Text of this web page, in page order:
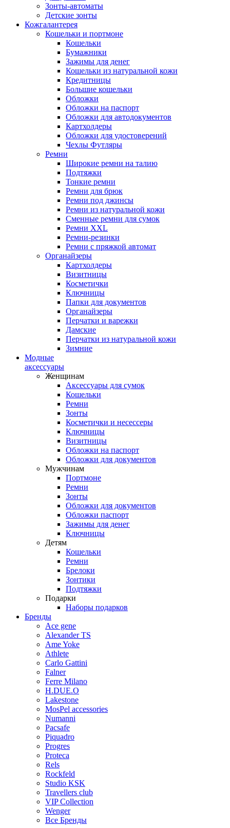
Зонты-автоматы
Детские зонты
Кожгалантерея
Кошельки и портмоне
Кошельки
Бумажники
Зажимы для денег
Кошельки из натуральной кожи
Кредитницы
Большие кошельки
Обложки
Обложки на паспорт
Обложки для автодокументов
Картхолдеры
Обложки для удостоверений
Чехлы Футляры
Ремни
Широкие ремни на талию
Подтяжки
Тонкие ремни
Ремни для брюк
Ремни под джинсы
Ремни из натуральной кожи
Сменные ремни для сумок
Ремни XXL
Ремни-резинки
Ремни с пряжкой автомат
Органайзеры
Картхолдеры
Визитницы
Косметички
Ключницы
Папки для документов
Органайзеры
Перчатки и варежки
Дамские
Перчатки из натуральной кожи
Зимние
Модные
аксессуары
Женщинам
Аксессуары для сумок
Кошельки
Ремни
Зонты
Косметички и несессеры
Ключницы
Визитницы
Обложки на паспорт
Обложки для документов
Мужчинам
Портмоне
Ремни
Зонты
Обложки для документов
Обложки паспорт
Зажимы для денег
Ключницы
Детям
Кошельки
Ремни
Брелоки
Зонтики
Подтяжки
Подарки
Наборы подарков
Бренды
Ace gene
Alexander TS
Ame Yoke
Athlete
Carlo Gattini
Falner
Ferre Milano
H.DUE.O
Lakestone
MosPel accessories
Numanni
Pacsafe
Piquadro
Progres
Proteca
Rels
Rockfeld
Studio KSK
Travellers club
VIP Collection
Wenger
Все Бренды